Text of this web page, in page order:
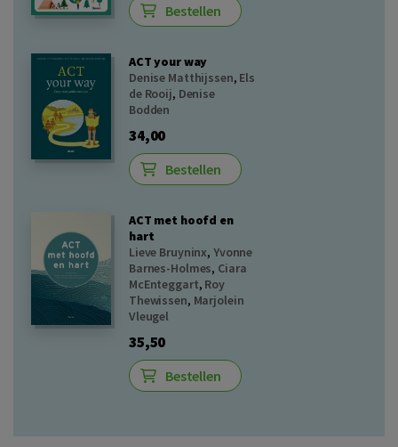
Bestellen
ACT your way
Denise Matthijssen, Els
de Rooij, Denise
Bodden
34,00
Bestellen
ACT met hoofd en
hart
Lieve Bruyninx, Yvonne
Barnes-Holmes, Ciara
McEnteggart, Roy
Thewissen, Marjolein
Vleugel
35,50
Bestellen